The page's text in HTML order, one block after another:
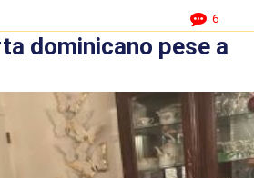
6
dominicano pese a